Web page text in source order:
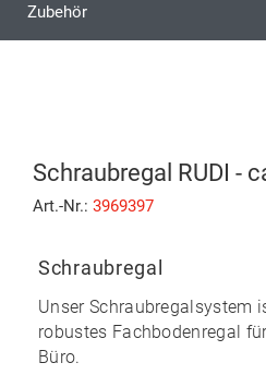
Zubehör
Schraubregal RUDI -
Art.-Nr.: 3969397
Schraubregal
Unser Schraubregalsystem
robustes Fachbodenregal
Büro.